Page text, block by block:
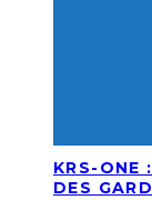
KRS-ONE
DES